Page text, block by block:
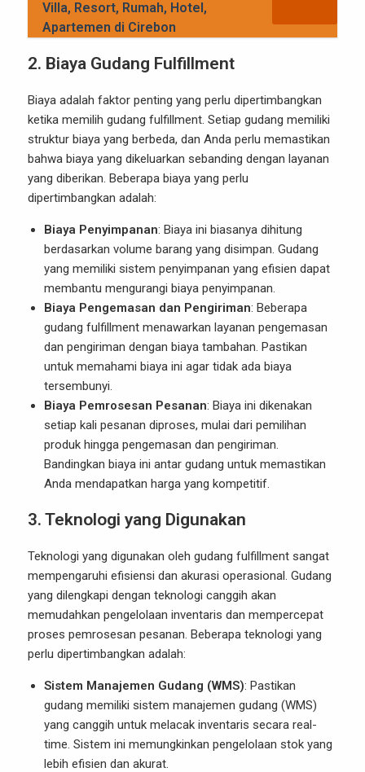
Villa, Resort, Rumah, Hotel,
Apartemen di Cirebon
2. Biaya Gudang Fulfillment
Biaya adalah faktor penting yang perlu dipertimbangkan
ketika memilih gudang fulfillment. Setiap gudang memiliki
struktur biaya yang berbeda, dan Anda perlu memastikan
bahwa biaya yang dikeluarkan sebanding dengan layanan
yang diberikan. Beberapa biaya yang perlu
dipertimbangkan adalah:
Biaya Penyimpanan: Biaya ini biasanya dihitung
berdasarkan volume barang yang disimpan. Gudang
yang memiliki sistem penyimpanan yang efisien dapat
membantu mengurangi biaya penyimpanan.
Biaya Pengemasan dan Pengiriman: Beberapa
gudang fulfillment menawarkan layanan pengemasan
dan pengiriman dengan biaya tambahan. Pastikan
untuk memahami biaya ini agar tidak ada biaya
tersembunyi.
Biaya Pemrosesan Pesanan: Biaya ini dikenakan
setiap kali pesanan diproses, mulai dari pemilihan
produk hingga pengemasan dan pengiriman.
Bandingkan biaya ini antar gudang untuk memastikan
Anda mendapatkan harga yang kompetitif.
3. Teknologi yang Digunakan
Teknologi yang digunakan oleh gudang fulfillment sangat
mempengaruhi efisiensi dan akurasi operasional. Gudang
yang dilengkapi dengan teknologi canggih akan
memudahkan pengelolaan inventaris dan mempercepat
proses pemrosesan pesanan. Beberapa teknologi yang
perlu dipertimbangkan adalah:
Sistem Manajemen Gudang (WMS): Pastikan
gudang memiliki sistem manajemen gudang (WMS)
yang canggih untuk melacak inventaris secara real-
time. Sistem ini memungkinkan pengelolaan stok yang
lebih efisien dan akurat.